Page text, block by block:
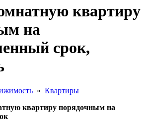
квартиру
на
срок,
» Квартиры
квартиру порядочным на